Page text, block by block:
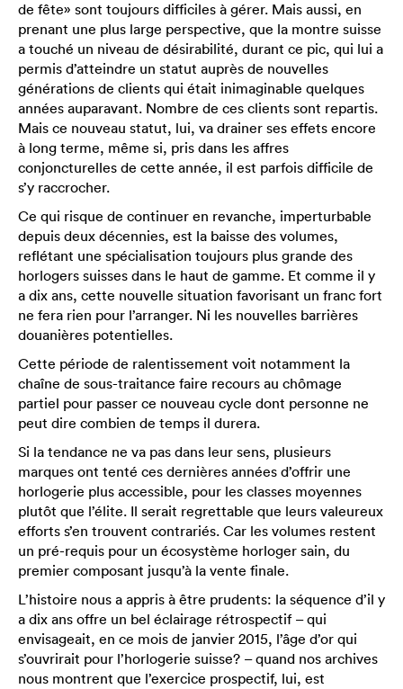
de fête» sont toujours difficiles à gérer. Mais aussi, en
prenant une plus large perspective, que la montre suisse
a touché un niveau de désirabilité, durant ce pic, qui lui a
permis d’atteindre un statut auprès de nouvelles
générations de clients qui était inimaginable quelques
années auparavant. Nombre de ces clients sont repartis.
Mais ce nouveau statut, lui, va drainer ses effets encore
à long terme, même si, pris dans les affres
conjoncturelles de cette année, il est parfois difficile de
s’y raccrocher.
Ce qui risque de continuer en revanche, imperturbable
depuis deux décennies, est la baisse des volumes,
reflétant une spécialisation toujours plus grande des
horlogers suisses dans le haut de gamme. Et comme il y
a dix ans, cette nouvelle situation favorisant un franc fort
ne fera rien pour l’arranger. Ni les nouvelles barrières
douanières potentielles.
Cette période de ralentissement voit notamment la
chaîne de sous-traitance faire recours au chômage
partiel pour passer ce nouveau cycle dont personne ne
peut dire combien de temps il durera.
Si la tendance ne va pas dans leur sens, plusieurs
marques ont tenté ces dernières années d’offrir une
horlogerie plus accessible, pour les classes moyennes
plutôt que l’élite. Il serait regrettable que leurs valeureux
efforts s’en trouvent contrariés. Car les volumes restent
un pré-requis pour un écosystème horloger sain, du
premier composant jusqu’à la vente finale.
L’histoire nous a appris à être prudents: la séquence d’il y
a dix ans offre un bel éclairage rétrospectif – qui
envisageait, en ce mois de janvier 2015, l’âge d’or qui
s’ouvrirait pour l’horlogerie suisse? – quand nos archives
nous montrent que l’exercice prospectif, lui, est